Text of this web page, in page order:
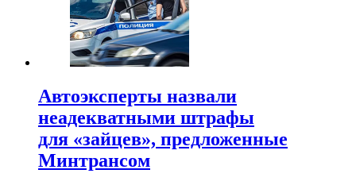
Автоэксперты назвали
неадекватными штрафы
для «зайцев», предложенные
Минтрансом